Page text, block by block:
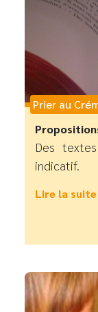
Prier au
Des
indicatif.
Lire la suite